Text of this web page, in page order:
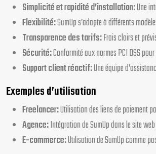
Simplicité et rapidité d’installation:Une
Flexibilité:SumUp s’adapte à différents
Transparence des tarifs:Frais clairs et
Sécurité:Conformité aux normes PCI DSS
Support client réactif:Une équipe
Exemples d’utilisation
Freelancer:Utilisation des liens de paiement
Agence:Intégration de SumUp dans le site
E-commerce:Utilisation de SumUp comme